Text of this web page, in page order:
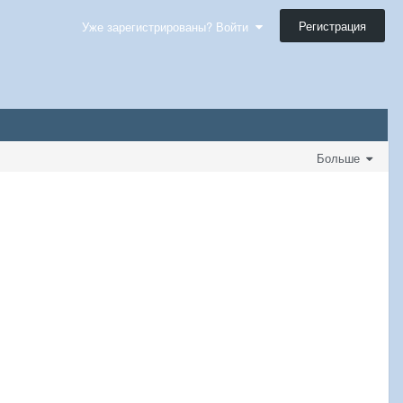
Уже зарегистрированы? Войти Регистрация
Больше